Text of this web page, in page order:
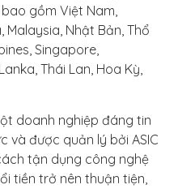
gồm Việt Nam,
Malaysia, Nhật Bản, Thổ
Singapore,
Thái Lan, Hoa Kỳ,
doanh nghiệp đáng tin
và được quản lý bởi ASIC
tận dụng công nghệ
tiền trở nên thuận tiện,